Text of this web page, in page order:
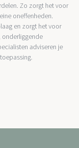
Zo zorgt het voor
oneffenheden.
en zorgt het voor
onderliggende
adviseren je